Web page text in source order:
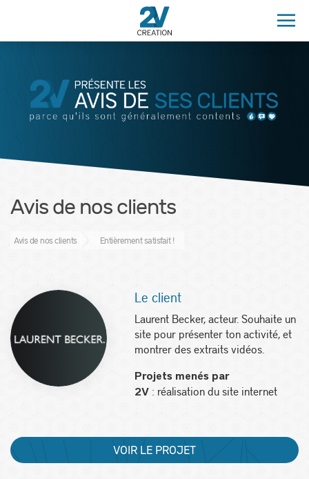
Avis de nos clients
Avis de nos clients Entièrement satisfait !
Le client
Laurent Becker, acteur. Souhaite un
site pour présenter ton activité, et
montrer des extraits vidéos.
Projets menés par
2V : réalisation du site internet
VOIR LE PROJET